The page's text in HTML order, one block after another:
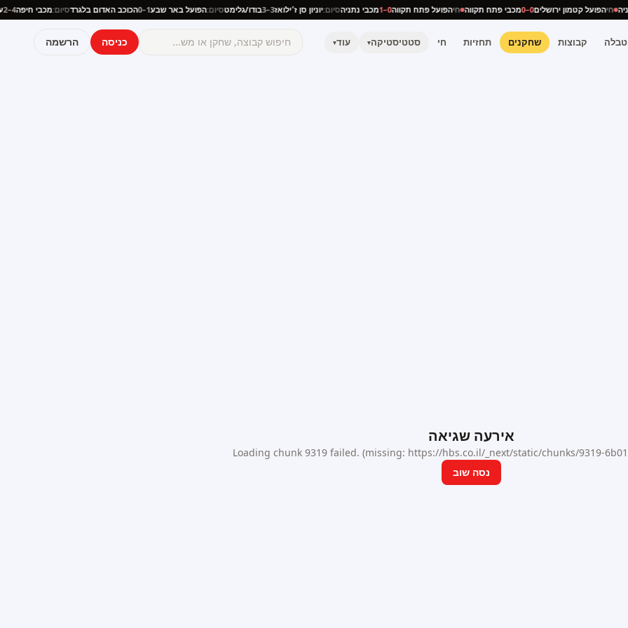
חיהפועל קטמון ירושלים0–0 מכבי פתח תקווה חיהפועל פתח תקווה0–1 מכבי נתניהסיום:יוניון סן ז׳ילואז3–3 בודו/גלימטסיום:הפועל באר שבע1–0 הכוכב האדום בלגרדסיום:מכבי חיפה4–2
טבלה קבוצות שחקנים תחזיות חי סטטיסטיקה▾ עוד▾ כניסה הרשמה
אירעה שגיאה
Loading chunk 9319 failed. (missing: https://hbs.co.il/_next/static/chunks/9319-
נסה שוב